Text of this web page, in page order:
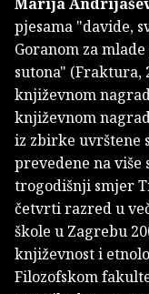
pjesama "davide,
Goranom za
sutona" (Fraktura,
književnom
književnom
iz zbirke uvrštene
prevedene na
trogodišnji smjer
četvrti razred u
škole u Zagrebu
književnost i
Filozofskom